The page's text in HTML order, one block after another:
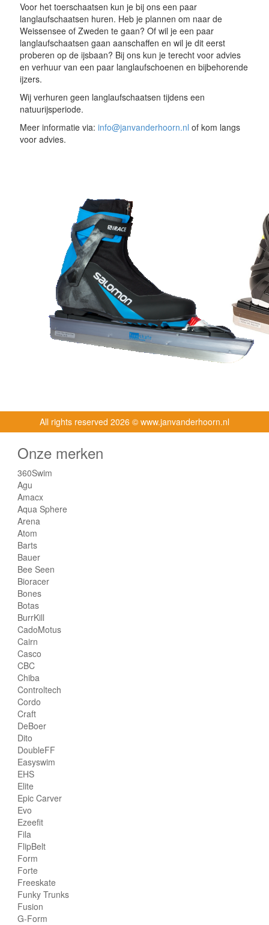
Voor het toerschaatsen kun je bij ons een paar
langlaufschaatsen huren. Heb je plannen om naar de
Weissensee of Zweden te gaan? Of wil je een paar
langlaufschaatsen gaan aanschaffen en wil je dit eerst
proberen op de ijsbaan? Bij ons kun je terecht voor advies
en verhuur van een paar langlaufschoenen en bijbehorende
ijzers.
Wij verhuren geen langlaufschaatsen tijdens een
natuurijsperiode.
Meer informatie via: info@janvanderhoorn.nl of kom langs
voor advies.
All rights reserved 2026 © www.janvanderhoorn.nl
Onze merken
360Swim
Agu
Amacx
Aqua Sphere
Arena
Atom
Barts
Bauer
Bee Seen
Bioracer
Bones
Botas
BurrKill
CadoMotus
Cairn
Casco
CBC
Chiba
Controltech
Cordo
Craft
DeBoer
Dito
DoubleFF
Easyswim
EHS
Elite
Epic Carver
Evo
Ezeefit
Fila
FlipBelt
Form
Forte
Freeskate
Funky Trunks
Fusion
G-Form